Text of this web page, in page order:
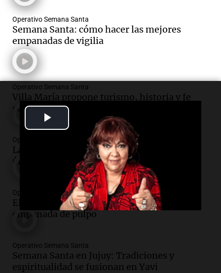
Video
Operativo Semana Santa
Semana Santa: cómo hacer las mejores
empanadas de vigilia
Operativo Semana Santa
Villa María propone turismo, historia y fe
para Semana Santa
Operativo Semana Santa
La Rioja ofrece rutas del vino y paisajes
únicos para conocer en Semana Santa
Operativo Semana Santa
El Celta sorprende en Semana Santa con
empanada de pulpo
Operativo Semana Santa
Semana Santa en Jujuy: Tradiciones y
espiritualidad se fusionan en Yavi